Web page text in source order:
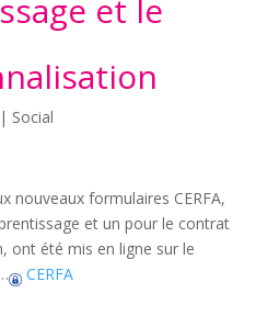
et le
| Social
nouveaux formulaires CERFA,
et un pour le contrat
ont été mis en ligne sur le
CERFA